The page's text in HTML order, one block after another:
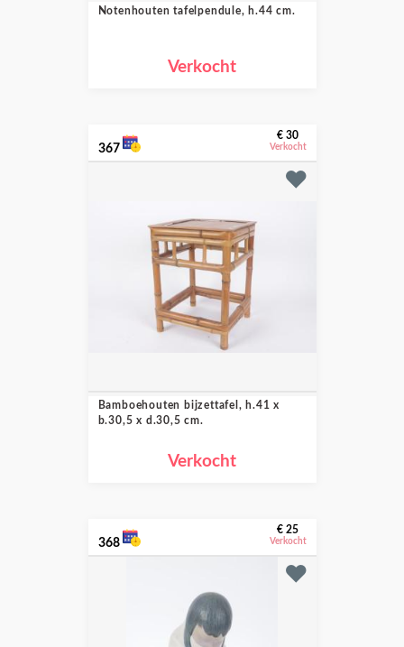
Notenhouten tafelpendule, h.44 cm.
Verkocht
367
€ 30
Verkocht
Bamboehouten bijzettafel, h.41 x
b.30,5 x d.30,5 cm.
Verkocht
368
€ 25
Verkocht